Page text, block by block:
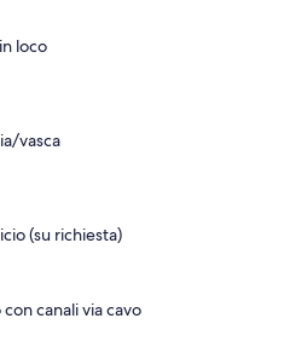
loco
vasca
(su richiesta)
canali via cavo